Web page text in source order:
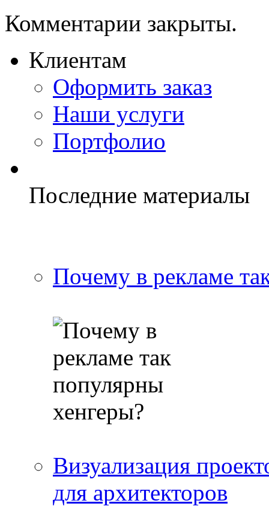
Комментарии закрыты.
Клиентам
Оформить заказ
Наши услуги
Портфолио
Последние материалы
Почему в рекламе
Визуализация
для архитекторов